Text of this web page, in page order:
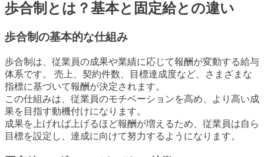
歩合制とは？基本と固定給との違い
歩合制の基本的な仕組み
歩合制は、従業員の成果や業績に応じて報酬が変動する給与
体系です。 売上、契約件数、目標達成度など、さまざまな
指標に基づいて報酬が決定されます。
この仕組みは、従業員のモチベーションを高め、より高い成
果を目指す動機付けになります。
成果を上げれば上げるほど報酬が増えるため、従業員は自ら
目標を設定し、達成に向けて努力するようになります。